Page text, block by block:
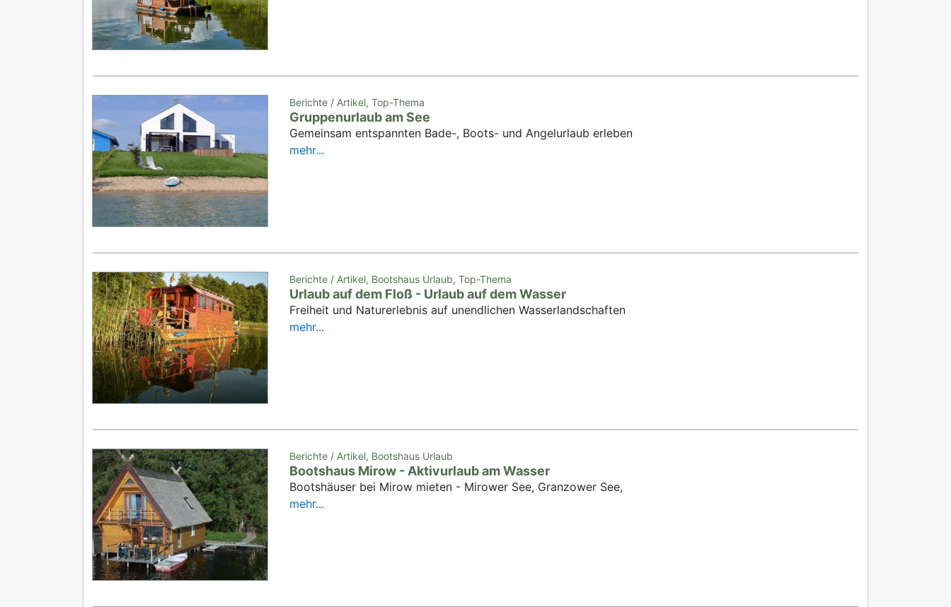
Berichte / Artikel, Top-Thema
Gruppenurlaub am See
Gemeinsam entspannten Bade-, Boots- und Angelurlaub erleben
mehr...
Berichte / Artikel, Bootshaus Urlaub, Top-Thema
Urlaub auf dem Floß - Urlaub auf dem Wasser
Freiheit und Naturerlebnis auf unendlichen Wasserlandschaften
mehr...
Berichte / Artikel, Bootshaus Urlaub
Bootshaus Mirow - Aktivurlaub am Wasser
Bootshäuser bei Mirow mieten - Mirower See, Granzower See,
mehr...